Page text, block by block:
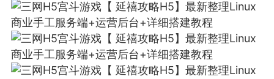
排行 在线 小黑屋
实时动态 直播